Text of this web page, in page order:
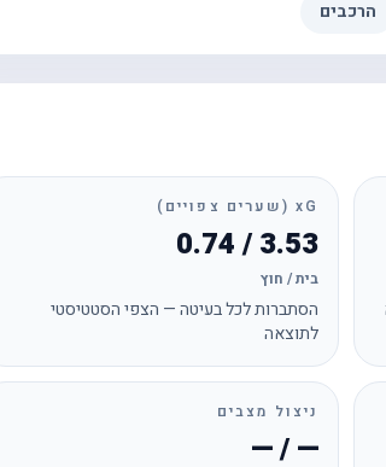
הרכבים
xG (שערים צפויים)
3.53 / 0.74
בית / חוץ
הסתברות לכל בעיטה — הצפי הסטטיסטי
לתוצאה
ניצול מצבים
— / —